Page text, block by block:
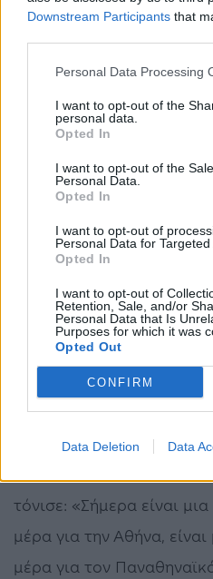
Downstream Participants that
Personal Data Processing
I want to opt-out of the
personal data.
Opted In
I want to opt-out of the
Personal Data.
Opted In
I want to opt-out of
Personal Data for Targeted
Opted In
I want to opt-out of
Retention, Sale, and/or
Personal Data that Is
Purposes for which it was
Opted Out
CONFIRM
Data Deletion Data
Ο Νίκος Παπαθανάσης,
τρία χρόνια υπογραφής
υποβαθμισμένη περιοχή
σπίτι του όλων των
τους και να
αναβαθμισμένη περιοχή.
πράξη. Αυτό είναι το
γιατί η Νέα Δημοκρατία
Ο Δήμαρχος Αθηναίων,
τόνισε: «Σήμερα είναι
μέρα για την Αθήνα,
μέρα για τον